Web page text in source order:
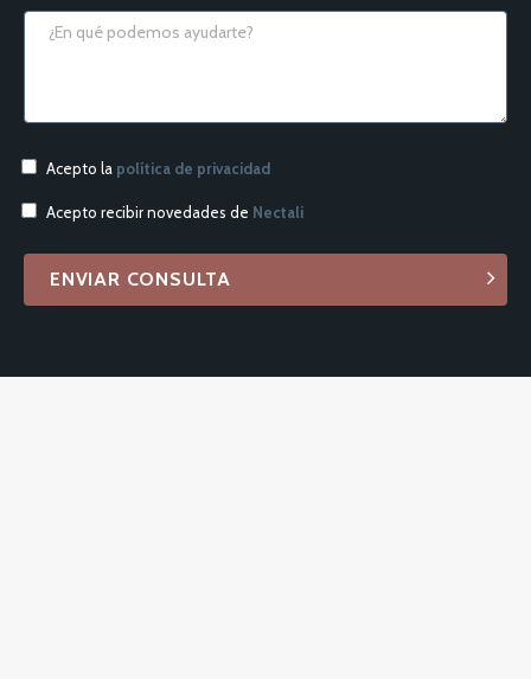
Acepto la política de privacidad
Acepto recibir novedades de Nectali